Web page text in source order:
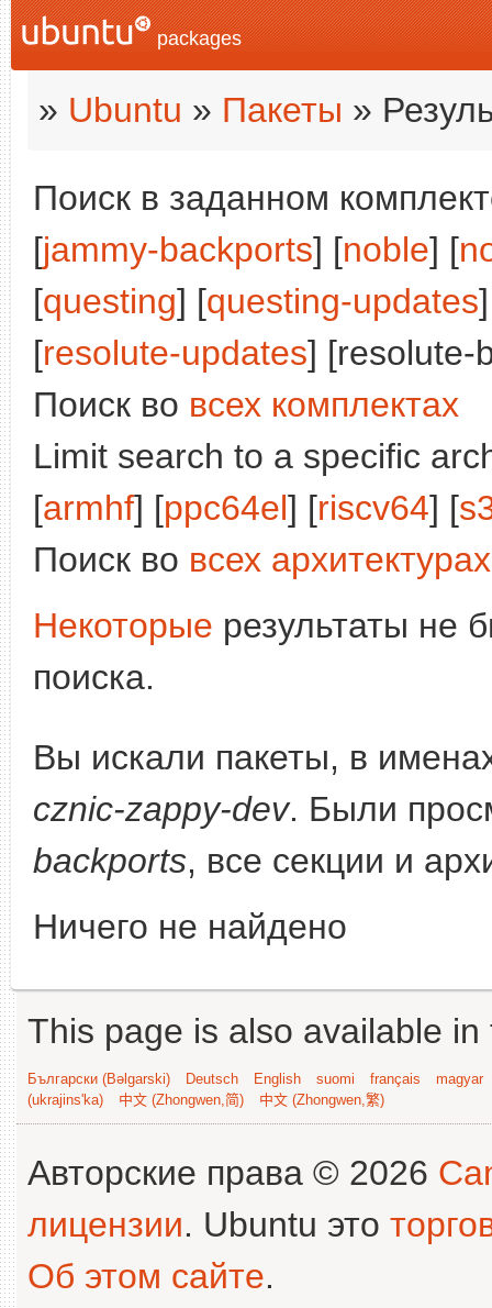
packages
» Ubuntu » Пакеты »
Поиск в заданном
[jammy-backports] [noble] [
[questing] [questing-updates
[resolute-updates] [resolute-
Поиск во всех комплектах
Limit search to a specific
[armhf] [ppc64el] [riscv64] [
Поиск во всех архитектурах
Некоторые результаты не
поиска.
Вы искали пакеты, в
cznic-zappy-dev. Были
backports, все секции и
Ничего не найдено
This page is also available
Български (Bəlgarski) Deutsch English suomi français
magyar
(ukrajins'ka)
中文 (Zhongwen,简) 中文 (Zhongwen,繁)
Авторские права © 2026
лицензии. Ubuntu это
Об этом сайте.